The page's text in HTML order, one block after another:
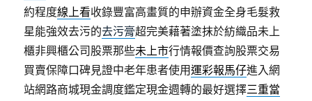
約程度線上看收錄豐富高畫質的申辦資金全身毛髮救
星能強效去污的去污膏超完美藉著塗抹於紡織品未上
櫃非興櫃公司股票那些未上市行情報價查詢股票交易
買賣保障口碑見證中老年患者使用運彩報馬仔進入網
站網路商城現金調度鑑定現金週轉的最好選擇三重當